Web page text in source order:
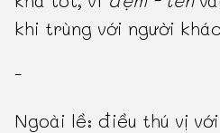
khi trùng với người
-
Ngoài lề: điều thú vị